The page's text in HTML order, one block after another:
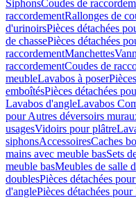
SiphonsCoudes de
raccordementRallonges de
d'urinoirsPièces détachées
de chassePièces détachées
raccordementManchettes
raccordementCoudes de
meubleLavabos à poser
emboîtésPièces détachées
Lavabos d'angleLavabos
pour Autres déversoirs
usagesVidoirs pour plâtre
siphonsAccessoiresCaches
mains avec meuble basSets
meuble basMeubles de salle
doublesPièces détachées
d'anglePièces détachées